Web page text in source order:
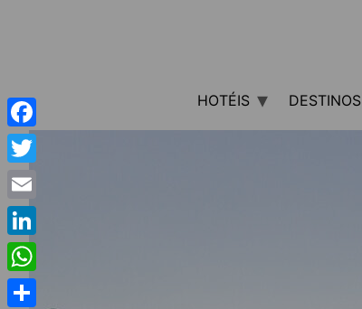
HOTÉIS DESTINOS
Facebook
Twitter
Email
LinkedIn
WhatsApp